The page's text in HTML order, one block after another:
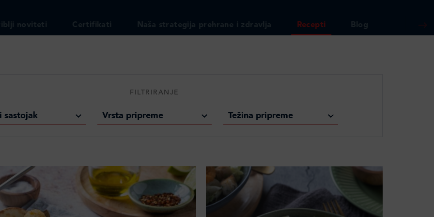
noviteti Certifikati Naša strategija prehrane i zdravlja Recepti Blog
FILTRIRANJE
sastojak Vrsta pripreme Težina pripreme